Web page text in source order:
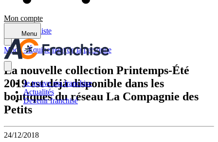
Mon compte
Menu
Je trouve ma franchise
Actualités
Devenir franchisé
Retour à la liste
Mode - Équipement de la personne
La nouvelle collection Printemps-Été
2019 est déjà disponible dans les
boutiques du réseau La Compagnie des
Petits
24/12/2018